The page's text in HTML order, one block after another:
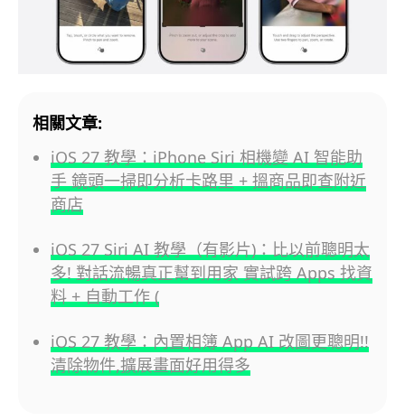
相關文章:
iOS 27 教學：iPhone Siri 相機變 AI 智能助
手 鏡頭一掃即分析卡路里 + 搵商品即查附近
商店
iOS 27 Siri AI 教學（有影片)：比以前聰明太
多! 對話流暢真正幫到用家 實試跨 Apps 找資
料 + 自動工作 (
iOS 27 教學：內置相簿 App AI 改圖更聰明!!
清除物件,擴展畫面好用得多